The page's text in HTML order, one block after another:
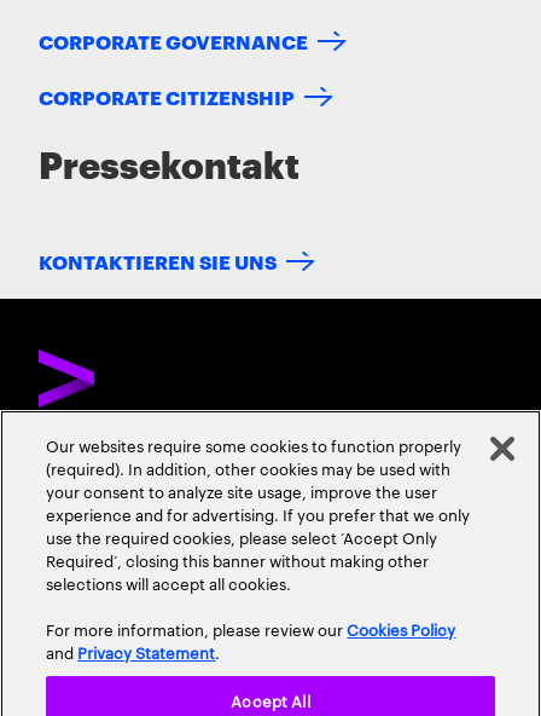
CORPORATE GOVERNANCE
CORPORATE CITIZENSHIP
Pressekontakt
KONTAKTIEREN SIE UNS
ÜBER ACCENTUREKONTAKTIEREN SIE UNS KARRIERE
STANDORTE
Our websites require some cookies to function properly
(required). In addition, other cookies may be used with
your consent to analyze site usage, improve the user
experience and for advertising. If you prefer that we only
use the required cookies, please select ‘Accept Only
Required’, closing this banner without making other
selections will accept all cookies.
For more information, please review ourCookies Policy
and Privacy Statement.
Accept All